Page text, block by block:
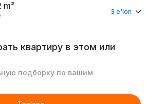
m²
3 e'lon
квартиру в этом или
подборку по вашим